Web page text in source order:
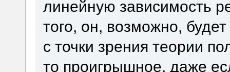
линейную зависимость
того, он, возможно,
с точки зрения теории
то проигрышное, даже